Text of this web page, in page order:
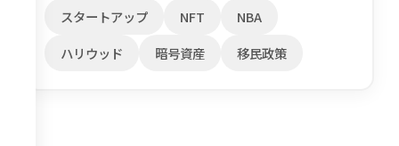
スタートアップ
NFT
NBA
ハリウッド
暗号資産 移民政策